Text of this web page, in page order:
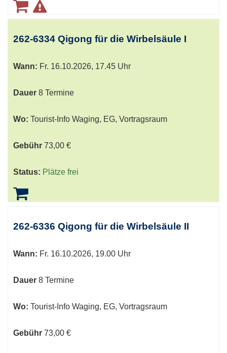
262-6334 Qigong für die Wirbelsäule I
Wann: Fr. 16.10.2026, 17.45 Uhr
Dauer 8 Termine
Wo: Tourist-Info Waging, EG, Vortragsraum
Gebühr 73,00 €
Status: Plätze frei
262-6336 Qigong für die Wirbelsäule II
Wann: Fr. 16.10.2026, 19.00 Uhr
Dauer 8 Termine
Wo: Tourist-Info Waging, EG, Vortragsraum
Gebühr 73,00 €